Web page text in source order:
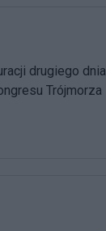
drugiego dnia
Trójmorza